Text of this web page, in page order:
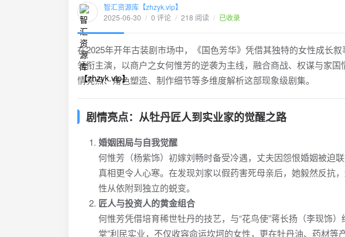
智汇资源库【zhzyk.vip】
2025-06-30 / 0 评论 / 218 阅读 / 已收录
在2025年开年古装剧市场中，《国色芳华》凭借其独特的女性成长
领衔主演，以商户之女何惟芳的逆袭为主线，融合商战、权谋与家
情亮点、角色塑造、制作细节等多维度解析这部现象级剧集。
剧情亮点：从牡丹匠人到实业家的觉醒之路
婚姻困局与自我觉醒
何惟芳（杨紫饰）初嫁刘畅时备受冷遇，丈夫因怨恨婚姻被迫
真相更令人心寒。在发现刘家以假药害死母亲后，她毅然反抗
性从依附到独立的蜕变。
匠人与投资人的黄金组合
何惟芳凭借培育稀世牡丹的技艺，与“花鸟使”蒋长扬（李现饰
堂”利民实业，不仅收容命运坎坷的女性，更在牡丹油、药材等